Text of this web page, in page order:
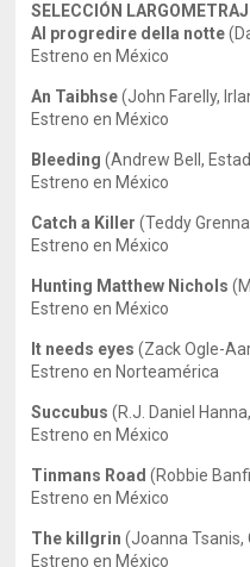
SELECCIÓN
Al progredire della notte
Estreno en México
An Taibhse(John Farelly,
Estreno en México
Bleeding (Andrew Bell,
Estreno en México
Catch a Killer (Teddy
Estreno en México
Hunting Matthew Nichols
Estreno en México
It needs eyes (Zack Ogle-
Estreno en Norteamérica
Succubus (R.J. Daniel
Estreno en México
Tinmans Road (Robbie
Estreno en México
The killgrin (Joanna Tsanis,
Estreno en México